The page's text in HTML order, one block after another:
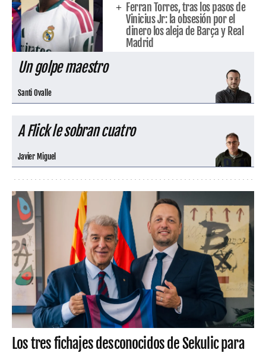
Ferran Torres, tras los pasos de
Vinicius Jr: la obsesión por el
dinero los aleja de Barça y Real
Madrid
Un golpe maestro
Santi Ovalle
A Flick le sobran cuatro
Javier Miguel
Los tres fichajes desconocidos de Sekulic para